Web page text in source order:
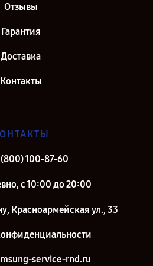
Отзывы
Гарантия
Доставка
Контакты
(800) 100-87-60
с 10:00 до 20:00
Красноармейская ул., 33
service-rnd.ru